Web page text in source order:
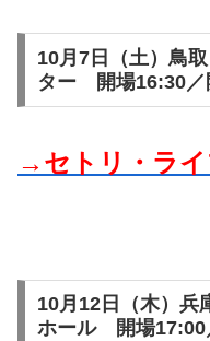
10月7日（土）鳥
ター 開場16:30／
→セトリ・ラ
10月12日（木）兵
ホール 開場17:00